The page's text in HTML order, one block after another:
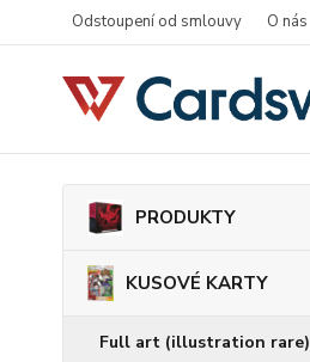
Odstoupení od smlouvy O nás
PRODUKTY
KUSOVÉ KARTY
Full art (illustration rare)